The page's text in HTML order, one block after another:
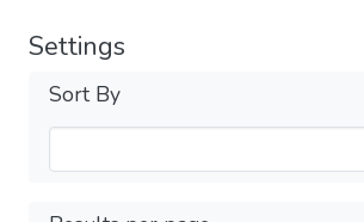
Settings
Sort By